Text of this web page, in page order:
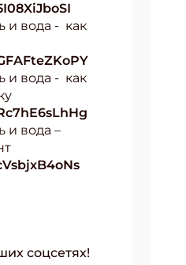
и вода - как
и вода - как
и вода –
соцсетях!